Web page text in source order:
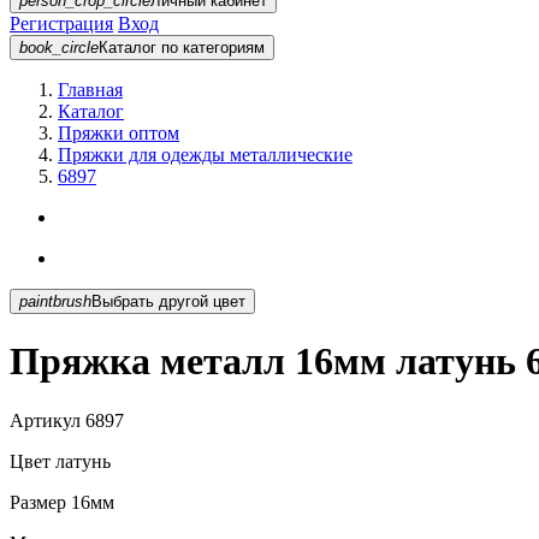
Регистрация Вход
book_circleКаталог по категориям
Главная
Каталог
Пряжки оптом
Пряжки для одежды металлические
6897
paintbrush Выбрать другой цвет
Пряжка металл 16мм латунь
Артикул 6897
Цвет латунь
Размер 16мм